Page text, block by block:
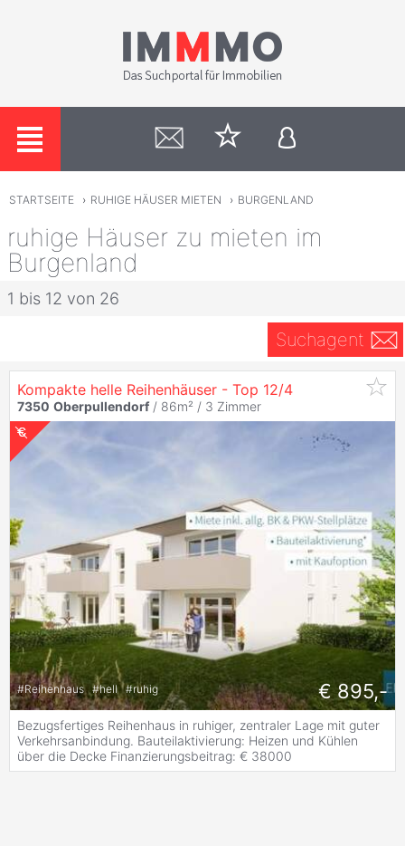
STARTSEITE › RUHIGE HÄUSER MIETEN › BURGENLAND
ruhige Häuser zu mieten im
Burgenland
1 bis 12 von 26
Suchagent
Kompakte helle Reihenhäuser - Top 12/4
7350 Oberpullendorf / 86m² / 3 Zimmer
#Reihenhaus #hell #ruhig € 895,-
Bezugsfertiges Reihenhaus in ruhiger, zentraler Lage mit guter
Verkehrsanbindung. Bauteilaktivierung: Heizen und Kühlen
über die Decke Finanzierungsbeitrag: € 38000